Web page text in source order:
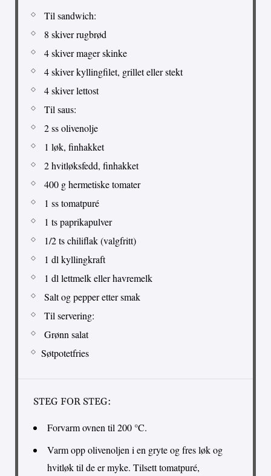
Til sandwich:
8 skiver rugbrød
4 skiver mager skinke
4 skiver kyllingfilet, grillet eller stekt
4 skiver lettost
Til saus:
2 ss olivenolje
1 løk, finhakket
2 hvitløksfedd, finhakket
400 g hermetiske tomater
1 ss tomatpuré
1 ts paprikapulver
1/2 ts chiliflak (valgfritt)
1 dl kyllingkraft
1 dl lettmelk eller havremelk
Salt og pepper etter smak
Til servering:
Grønn salat
Søtpotetfries
STEG FOR STEG:
Forvarm ovnen til 200 °C.
Varm opp olivenoljen i en gryte og fres løk og
hvitløk til de er myke. Tilsett tomatpuré,